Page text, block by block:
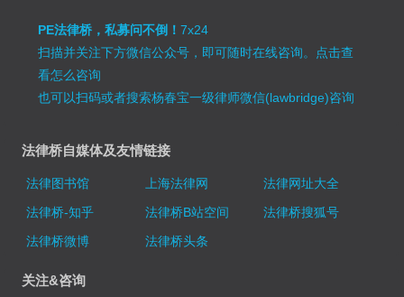
PE法律桥，私募问不倒！7x24
扫描并关注下方微信公众号，即可随时在线咨询。 点击查
看怎么咨询
也可以扫码或者搜索杨春宝一级律师微信(lawbridge)咨询
法律桥自媒体及友情链接
法律图书馆 上海法律网
法律网址大全
法律桥-知乎
法律桥B站空间
法律桥搜狐号
法律桥微博
法律桥头条
关注&咨询